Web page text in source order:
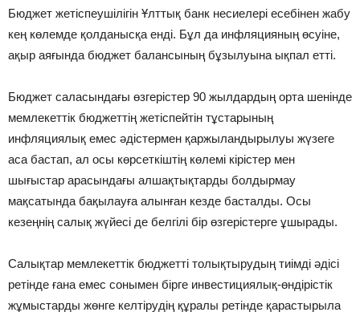
Бюджет жетіспеушілігін Ұлттық банк несиелері есебінен жабу
кең көлемде қолданысқа енді. Бұл да инфляцияның өсуіне,
ақыр аяғында бюджет балансының бұзылуына ықпал етті.
Бюджет саласындағы өзгерістер 90 жылдардың орта шенінде
мемлекеттік бюджеттің жетіспейтін тұстарының
инфляциялық емес әдістермен қаржыландырылуы жүзеге
аса бастап, ал осы көрсеткіштің көлемі кірістер мен
шығыстар арасындағы алшақтықтарды болдырмау
мақсатында бақылауға алынған кезде басталды. Осы
кезеңнің салық жүйесі де белгілі бір өзгерістерге ұшырады.
Салықтар мемлекеттік бюджетті толықтырудың тиімді әдісі
ретінде ғана емес сонымен бірге инвестициялық-өндірістік
жұмыстарды жөнге келтірудің құралы ретінде қарастырыла